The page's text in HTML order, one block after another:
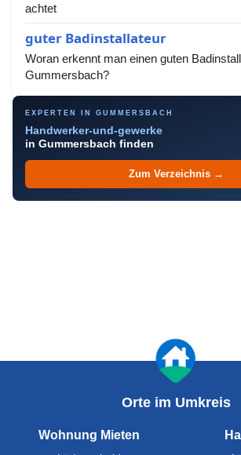
achtet
guter Badinstallateur
Woran erkennt man einen guten
Gummersbach?
EXPERTEN IN GUMMERSBACH
Handwerker-und-gewerke
in Gummersbach finden
Zum Verzeichnis →
Orte im Umkreis
Wohnung Mieten